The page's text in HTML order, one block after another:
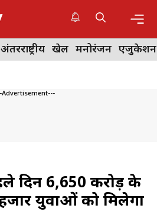
अंतरराष्ट्रीय खेल मनोरंजन एजुकेशन
Advertisement---
दिन 6,650 करोड़ के
युवाओं को मिलेगा